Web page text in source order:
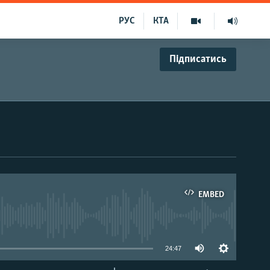
КТА
РУС
Підписатись
EMBED
24:47